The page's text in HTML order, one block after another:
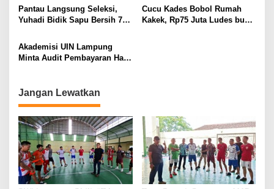
Menuju Porwanas 2027
BAWA KOMITMEN PERKUAT
KAMTIBMAS DAN
PELAYANAN PRESISI
Pantau Langsung Seleksi,
Yuhadi Bidik Sapu Bersih 7
Porwanas 2027
Cucu Kades Bobol Rumah
Kakek, Rp75 Juta Ludes buat
Akademisi UIN Lampung
Minta Audit Pembayaran Hak
Berlarut
Jangan Lewatkan